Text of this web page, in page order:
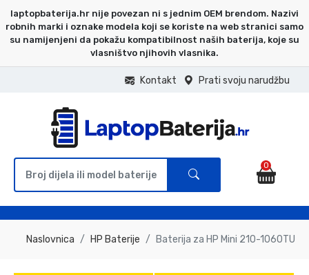
laptopbaterija.hr nije povezan ni s jednim OEM brendom. Nazivi
robnih marki i oznake modela koji se koriste na web stranici samo
su namijenjeni da pokažu kompatibilnost naših baterija, koje su
vlasništvo njihovih vlasnika.
Prati svoju narudžbu
Kontakt
0
Naslovnica HP Baterije Baterija za HP Mini 210-1060TU